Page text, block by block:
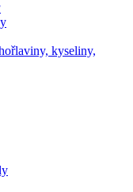
kyseliny,